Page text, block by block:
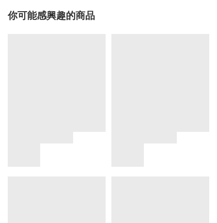
你可能感興趣的商品